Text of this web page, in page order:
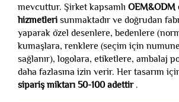
mevcuttur. Şirket kapsamlı OEM&ODM
hizmetleri sunmaktadır ve doğrudan
yaparak özel desenlere, bedenlere
kumaşlara, renklere (seçim için
sağlanır), logolara, etiketlere, ambalaj
daha fazlasına izin verir. Her tasarım
sipariş miktarı 50-100 adettir .